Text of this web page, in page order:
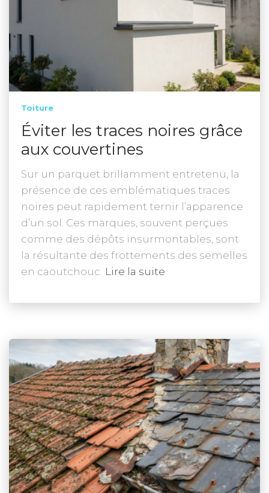
Toiture
Éviter les traces noires grâce
aux couvertines
Sur un parquet brillamment entretenu, la
présence de ces emblématiques traces
noires peut rapidement ternir l’apparence
d’un sol. Ces marques, souvent perçues
comme des dépôts insurmontables, sont
la résultante des frottements des semelles
en caoutchouc. Lire la suite